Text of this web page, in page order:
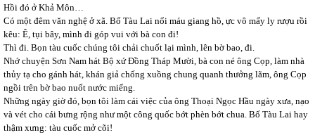
Hồi đó ở Khả Môn…
Có một đêm văn nghệ ở xã. Bố Tàu Lai nổi máu giang hồ, ực vô mấy ly rượu rồi
kêu: Ê, tụi bây, mình đi góp vui với bà con đi!
Thì đi. Bọn tàu cuốc chúng tôi chải chuốt lại mình, lên bờ bao, đi.
Nhớ chuyện Sơn Nam hát Bộ xứ Đồng Tháp Mười, bà con né ông Cọp, làm nhà
thủy tạ cho gánh hát, khán giả chống xuồng chung quanh thưởng lãm, ông Cọp
ngồi trên bờ bao nuốt nước miếng.
Những ngày giờ đó, bọn tôi làm cái việc của ông Thoại Ngọc Hầu ngày xưa, nạo
và vét cho cái bưng rộng như một công quốc bớt phèn bớt chua. Bố Tàu Lai hay
thậm xưng: tàu cuốc mở cõi!